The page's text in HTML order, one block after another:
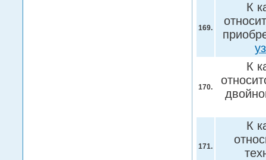
169.
К
170.
К
171.
К